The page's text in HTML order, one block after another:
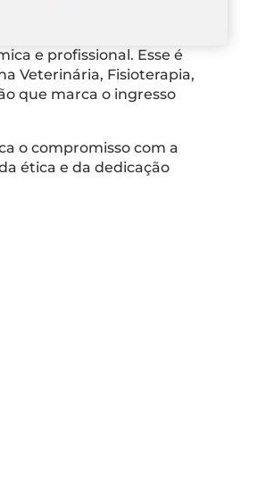
e profissional. Esse é
Veterinária, Fisioterapia,
que marca o ingresso
o compromisso com a
ética e da dedicação